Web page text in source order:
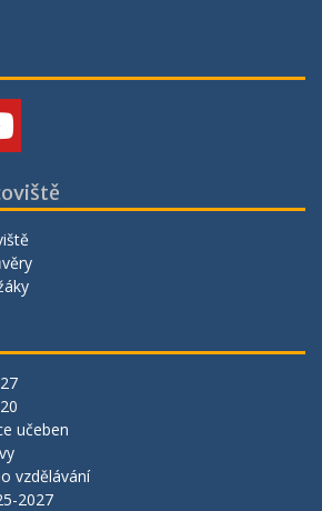
učeben
vzdělávání
2027